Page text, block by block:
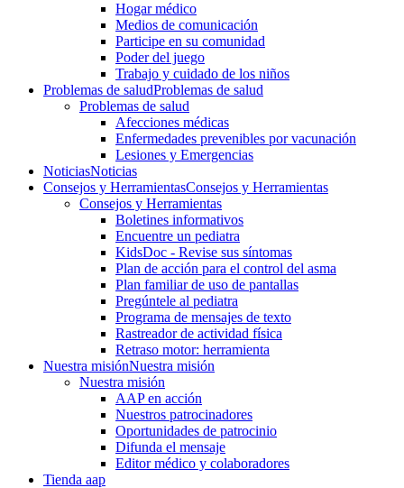
Hogar médico
Medios de comunicación
Participe en su comunidad
Poder del juego
Trabajo y cuidado de los niños
Problemas de saludProblemas de salud
Problemas de salud
Afecciones médicas
Enfermedades prevenibles por vacunación
Lesiones y Emergencias
NoticiasNoticias
Consejos y HerramientasConsejos y Herramientas
Consejos y Herramientas
Boletines informativos
Encuentre un pediatra
KidsDoc - Revise sus síntomas
Plan de acción para el control del asma
Plan familiar de uso de pantallas
Pregúntele al pediatra
Programa de mensajes de texto
Rastre​​ador de activida​d física
Retraso motor: herramienta
Nuestra misiónNuestra misión
Nuestra misión
AAP en acción
Nuestros patrocinadores
Oportunidades de patrocinio
Difunda el mensaje
Editor médico y colaboradores
Tienda aap